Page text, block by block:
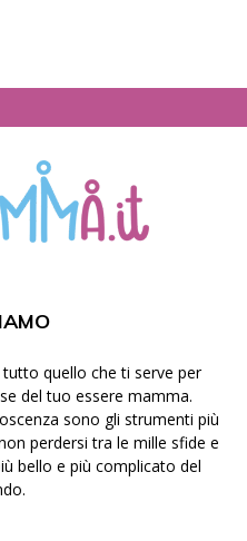
quello che ti serve per
del tuo essere mamma.
sono gli strumenti più
perdersi tra le mille sfide e
bello e più complicato del